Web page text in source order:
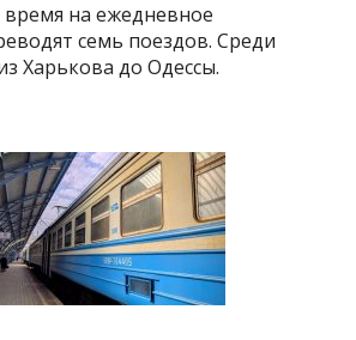
на ежедневное
семь поездов. Среди
Харькова до Одессы.